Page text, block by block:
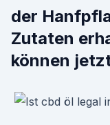
der
Zutaten
können